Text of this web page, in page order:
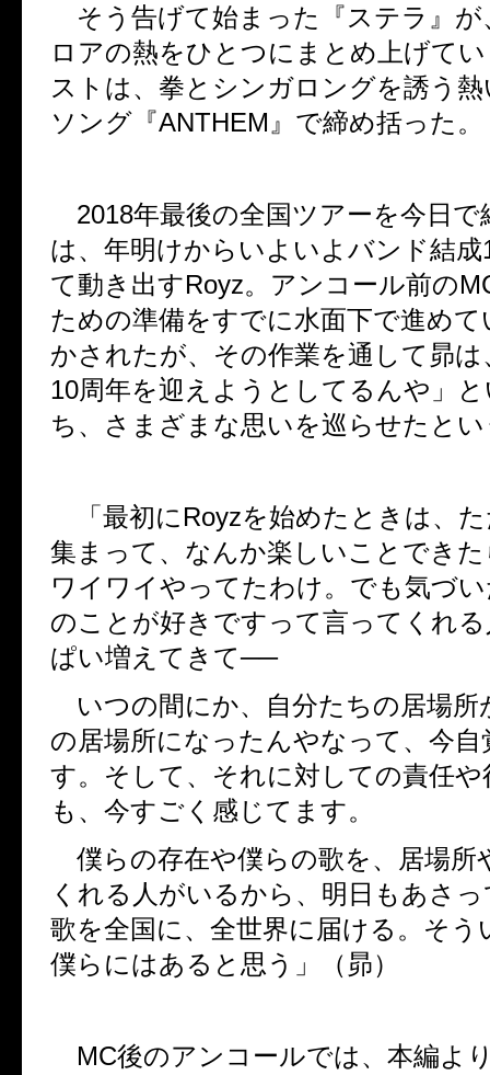
そう告げて始まった『ステラ』が
ロアの熱をひとつにまとめ上げて
ストは、拳とシンガロングを誘う
ソング『ANTHEM 』で締め括った。
2018年最後の全国ツアーを今日で
は、年明けからいよいよバンド結成
て動き出すRoyz。アンコール前の
ための準備をすでに水面下で進め
かされたが、その作業を通して昴
10周年を迎えようとしてるんや」
ち、さまざまな思いを巡らせたと
「最初に Royzを始めたときは、
集まって、なんか楽しいことでき
ワイワイやってたわけ。でも気づ
のことが好きですって言ってくれ
ぱい増えてきて──
いつの間にか、自分たちの居場所
の居場所になったんやなって、今
す。そして、それに対しての責任
も、今すごく感じてます。
僕らの存在や僕らの歌を、居場所
くれる人がいるから、明日もあさ
歌を全国に、全世界に届ける。そう
僕らにはあると思う」（昴）
MC後のアンコールでは、本編よ